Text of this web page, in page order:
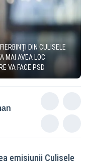
DIN CULISELE
MAI AVEA LOC
VA FACE PSD
emisiunii Culisele